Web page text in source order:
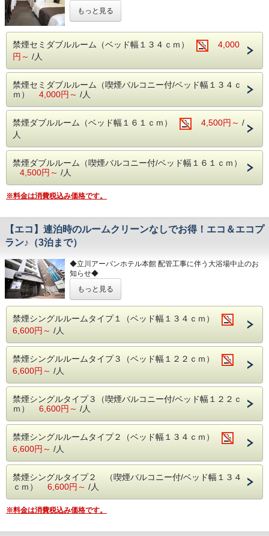
2026年4月22日（水）
上記日程、立川アーバンホテル本館の配管工事の為、
大浴場のご利用が出来ません。
4月22日（水）にご宿泊いただくお客様にはご不便をおかけ
カップルの方々など、お２人様でご宿泊の部屋数限
★☆★ 全客室が室内禁煙・ミニキッチン付のホテ
全室ミニキッチン・専用バルコニー付☆長期滞在も快適に☆
風呂利用可！ ビジネス・観光の拠点「立川」をご利用の際
は是非お越し下さい♪
になります
・ＪＲ立川駅南口より徒歩４分
・多摩都市モノレール立川南駅より徒歩5分
【近隣施設へ】
・国営昭和記念公園（あけぼの口）まで徒歩14分
・GREEN SPRINGS（TACHIKAWA STAGE GARDEN）ま
で 徒歩15分
・ベルーナドームまで 電車約60分
もっと見る
禁煙セミダブルルーム（ベッド幅１３４ｃｍ）
4,000
円～ /人
禁煙セミダブルルーム（喫煙バルコニー付/ベッド幅１３４ｃ
ｍ） 4,000円～ /人
禁煙ダブルルーム（ベッド幅１６１ｃｍ） 4,500円～ /
人
禁煙ダブルルーム（喫煙バルコニー付/ベッド幅１６１ｃｍ）
4,500円～ /人
※料金は消費税込み価格です。
【エコ】連泊時のルームクリーンなしでお得！エコ＆エコプ
ラン♪（3泊まで）
◆立川アーバンホテル本館 配管工事に伴う大浴場中止のお
知らせ◆
2026年4月22日（水）
上記日程、立川アーバンホテル本館の配管工事の為、
4月22日（水）にご宿泊いただくお客様にはご不便をおかけ
少数泊だし、洗面用具もタオルも自分のお気に入りが
あるのでいらないケド……。
という、旅慣れたお客様にお勧めのお得プランで
す！！
ルームクリーン（お部屋清掃・リネン交換・アメニテ
ィ交換）なしで割引料金でご提供させていただきま
※お部屋のゴミ回収は承ります。
※最大3泊までのご利用とさせていただきます（それ以
上のご連泊の場合には清掃に入らせていただきま
す）。
☆全室ミニキッチン・専用バルコニー付☆
もっと見る
禁煙シングルルームタイプ１（ベッド幅１３４ｃｍ）
6,600円～ /人
禁煙シングルルームタイプ３（ベッド幅１２２ｃｍ）
6,600円～ /人
禁煙シングルタイプ３（喫煙バルコニー付/ベッド幅１２２ｃ
ｍ） 6,600円～ /人
禁煙シングルルームタイプ２（ベッド幅１３４ｃｍ）
6,600円～ /人
禁煙シングルタイプ２ （喫煙バルコニー付/ベッド幅１３４
ｃｍ） 6,600円～ /人
※料金は消費税込み価格です。